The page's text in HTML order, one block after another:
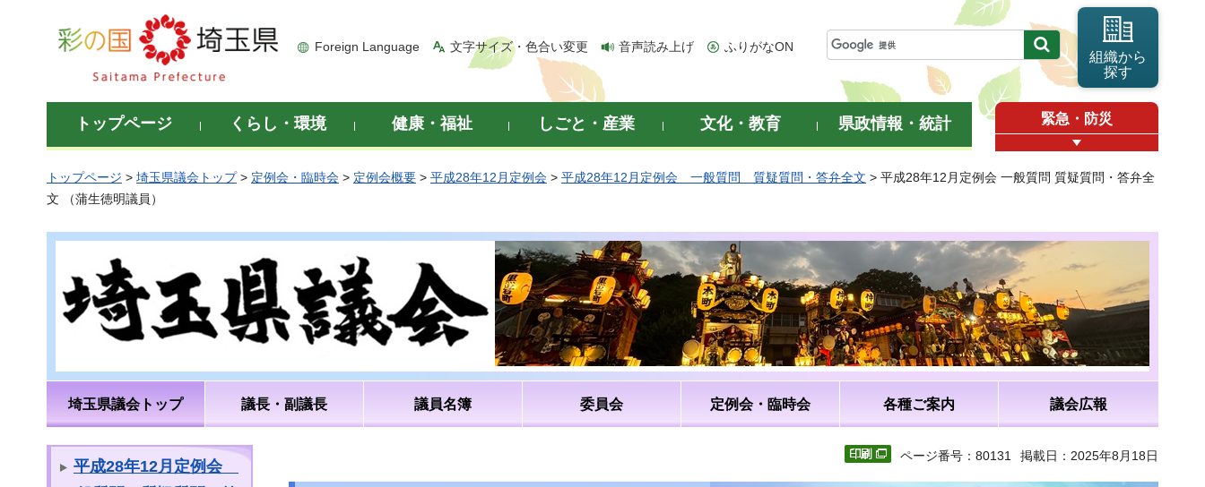
彩の国 埼玉県
Foreign Language 文字サイズ・色合い変更 音声読み上げ ふりがなON
組織から
探す
トップページ くらし・環境 健康・福祉 しごと・産業 文化・教育 県政情報・統計 緊急・防災
トップページ > 埼玉県議会トップ> 定例会・臨時会 > 定例会概要 > 平成28年12月定例会 > 平成28年12月定例会 一般質問 質疑質問・答弁全文 > 平成28年12月定例会 一般質問 質疑質問・答弁全
文 （蒲生徳明議員）
埼玉県議会トップ 議長・副議長 議員名簿 委員会 定例会・臨時会 各種ご案内 議会広報
平成28年12月定例会
ページ番号：80131 掲載日：2025年8月18日